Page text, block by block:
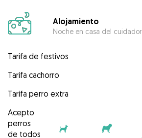
Alojamiento
Noche en casa del cuidador
Tarifa de festivos
Tarifa cachorro
Tarifa perro extra
Acepto
perros
de todos